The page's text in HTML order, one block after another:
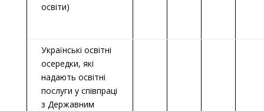
освіти)
Українські освітні
осередки, які
надають освітні
послуги у співпраці
з Державним